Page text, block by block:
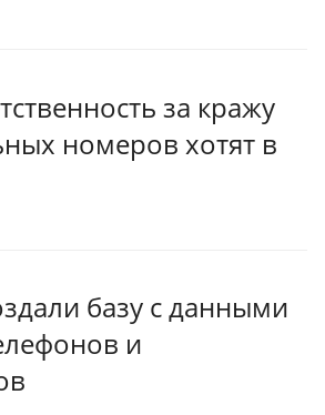
за кражу
номеров хотят в
базу с данными
и